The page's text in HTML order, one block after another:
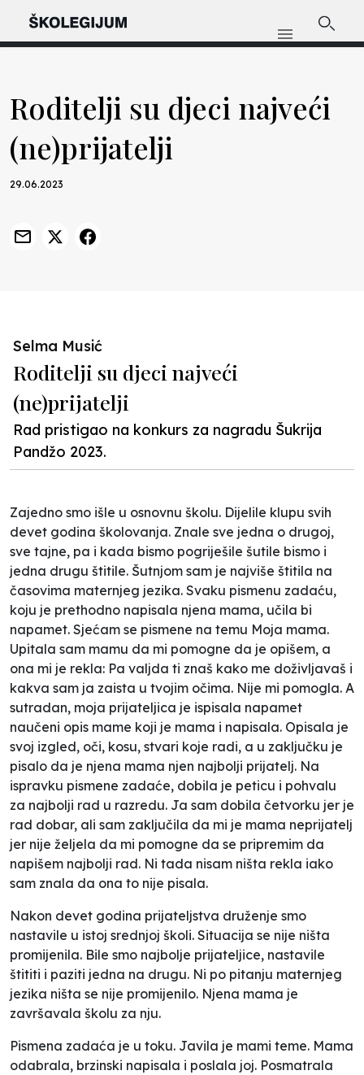
Roditelji su djeci najveći
(ne)prijatelji
29.06.2023
Selma Musić
Roditelji su djeci najveći
(ne)prijatelji
Rad pristigao na konkurs za nagradu Šukrija
Pandžo 2023.
Zajedno smo išle u osnovnu školu. Dijelile klupu svih
devet godina školovanja. Znale sve jedna o drugoj,
sve tajne, pa i kada bismo pogriješile šutile bismo i
jedna drugu štitile. Šutnjom sam je najviše štitila na
časovima maternjeg jezika. Svaku pismenu zadaću,
koju je prethodno napisala njena mama, učila bi
napamet. Sjećam se pismene na temu Moja mama.
Upitala sam mamu da mi pomogne da je opišem, a
ona mi je rekla: Pa valjda ti znaš kako me doživljavaš i
kakva sam ja zaista u tvojim očima. Nije mi pomogla. A
sutradan, moja prijateljica je ispisala napamet
naučeni opis mame koji je mama i napisala. Opisala je
svoj izgled, oči, kosu, stvari koje radi, a u zaključku je
pisalo da je njena mama njen najbolji prijatelj. Na
ispravku pismene zadaće, dobila je peticu i pohvalu
za najbolji rad u razredu. Ja sam dobila četvorku jer je
rad dobar, ali sam zaključila da mi je mama neprijatelj
jer nije željela da mi pomogne da se pripremim da
napišem najbolji rad. Ni tada nisam ništa rekla iako
sam znala da ona to nije pisala.
Nakon devet godina prijateljstva druženje smo
nastavile u istoj srednjoj školi. Situacija se nije ništa
promijenila. Bile smo najbolje prijateljice, nastavile
štititi i paziti jedna na drugu. Ni po pitanju maternjeg
jezika ništa se nije promijenilo. Njena mama je
završavala školu za nju.
Pismena zadaća je u toku. Javila je mami teme. Mama
odabrala, brzinski napisala i poslala joj. Posmatrala